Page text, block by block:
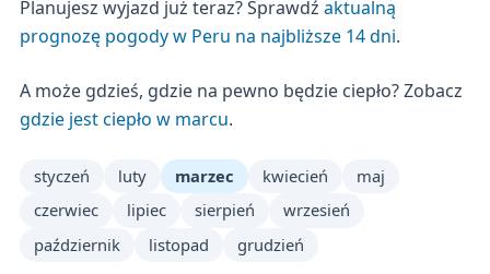
Planujesz wyjazd już teraz? Sprawdź aktualną
prognozę pogody w Peru na najbliższe 14 dni.
A może gdzieś, gdzie na pewno będzie ciepło? Zobacz
gdzie jest ciepło w marcu.
styczeń luty marzec kwiecień
maj
czerwiec
lipiec sierpień
wrzesień
październik
listopad grudzień